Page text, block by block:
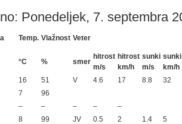
Ponedeljek, 7. septembra
Temp. Vlažnost Veter
°C % smer
hitrost
m/s
hitrost
km/h
sunki
m/s
sunki
km/h
16 51 V 4.6 17 8.8
32
7
96
– – – –
–
8 99 JV 0.5 2 1.4
5